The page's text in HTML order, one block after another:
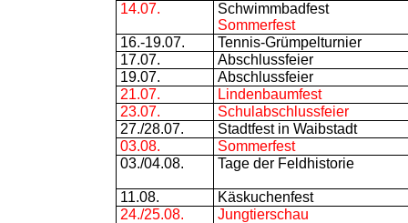
14.07.
Schwimmbadfest
Sommerfest
16.-19.07.
Tennis-Grümpelturnier
17.07.
Abschlussfeier
19.07.
Abschlussfeier
21.07.
Lindenbaumfest
23.07.
Schulabschlussfeier
27./28.07.
Stadtfest in Waibstadt
03.08.
Sommerfest
03./04.08.
Tage der Feldhistorie
11.08.
Käskuchenfest
24./25.08.
Jungtierschau